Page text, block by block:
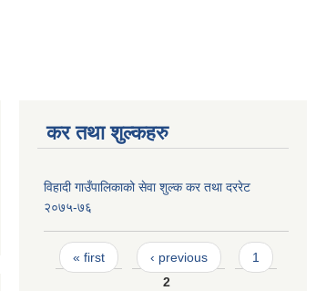
कर तथा शुल्कहरु
विहादी गाउँपालिकाको सेवा शुल्क कर तथा दररेट
२०७५-७६
Pages
« first ‹ previous
1
2